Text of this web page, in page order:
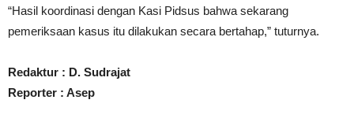
“Hasil koordinasi dengan Kasi Pidsus bahwa sekarang
pemeriksaan kasus itu dilakukan secara bertahap,” tuturnya.
Redaktur : D. Sudrajat
Reporter : Asep